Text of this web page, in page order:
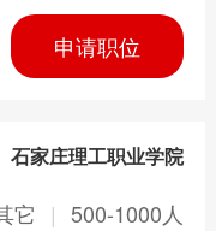
申请职位
石家庄理工职业学院
它 | 500-1000人